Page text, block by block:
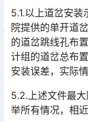
5.1.以上道岔安
院提供的单开道
的道岔跳线孔布
计组的道岔总布
安装误差，实际
5.2.上述文件最
举所有情况，相